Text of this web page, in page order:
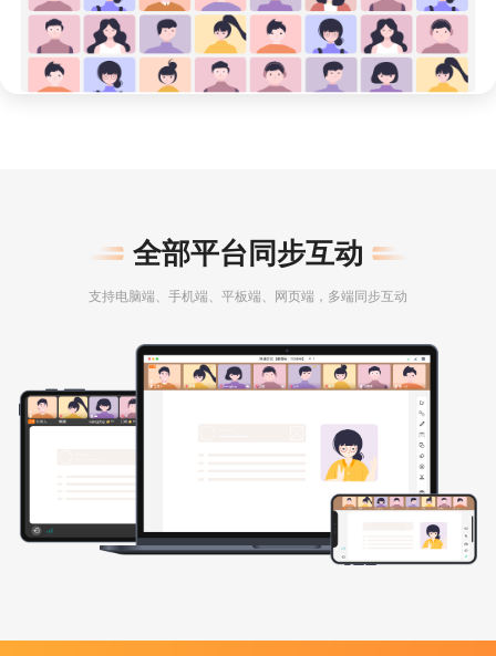
全部平台同步互动
支持电脑端、手机端、平板端、网页端，多端同步互动